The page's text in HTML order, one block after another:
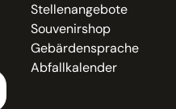
Stellenangebote
Souvenirshop
Gebärdensprache
Abfallkalender